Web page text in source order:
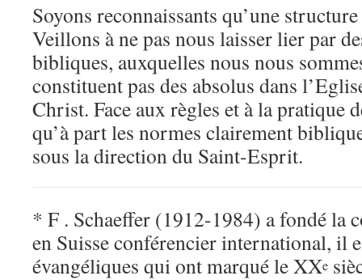
Soyons reconnaissants qu’une
Veillons à ne pas nous laisser lier par
bibliques, auxquelles nous nous
constituent pas des absolus dans
Christ. Face aux règles et à la pratique
qu’à part les normes clairement
sous la direction du Saint-Esprit.
* F . Schaeffer (1912-1984) a fondé la
en Suisse conférencier international, il
évangéliques qui ont marqué le XXe